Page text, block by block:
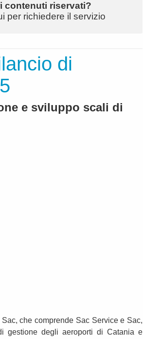
contenuti riservati?
per richiedere il servizio
di
e sviluppo scali di
Sac, che comprende Sac Service e Sac,
gestione degli aeroporti di Catania e